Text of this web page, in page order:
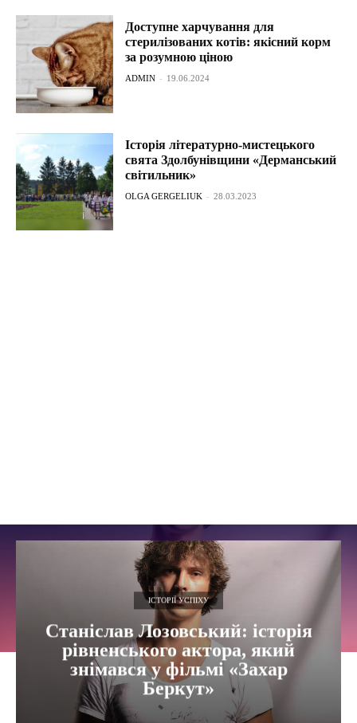
Доступне харчування для
стерилізованих котів: якісний корм
за розумною ціною
ADMIN - 19.06.2024
Історія літературно-мистецького
свята Здолбунівщини «Дерманський
світильник»
OLGA GERGELIUK - 28.03.2023